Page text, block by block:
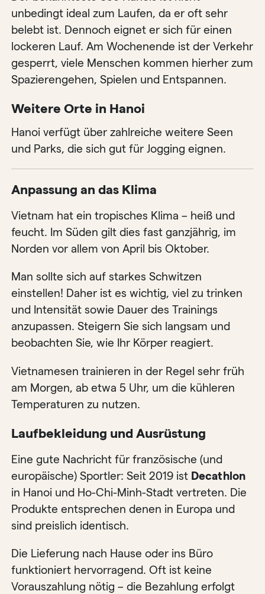
unbedingt ideal zum Laufen, da er oft sehr
belebt ist. Dennoch eignet er sich für einen
lockeren Lauf. Am Wochenende ist der Verkehr
gesperrt, viele Menschen kommen hierher zum
Spazierengehen, Spielen und Entspannen.
Weitere Orte in Hanoi
Hanoi verfügt über zahlreiche weitere Seen
und Parks, die sich gut für Jogging eignen.
Anpassung an das Klima
Vietnam hat ein tropisches Klima – heiß und
feucht. Im Süden gilt dies fast ganzjährig, im
Norden vor allem von April bis Oktober.
Man sollte sich auf starkes Schwitzen
einstellen! Daher ist es wichtig, viel zu trinken
und Intensität sowie Dauer des Trainings
anzupassen. Steigern Sie sich langsam und
beobachten Sie, wie Ihr Körper reagiert.
Vietnamesen trainieren in der Regel sehr früh
am Morgen, ab etwa 5 Uhr, um die kühleren
Temperaturen zu nutzen.
Laufbekleidung und Ausrüstung
Eine gute Nachricht für französische (und
europäische) Sportler: Seit 2019 ist Decathlon
in Hanoi und Ho-Chi-Minh-Stadt vertreten. Die
Produkte entsprechen denen in Europa und
sind preislich identisch.
Die Lieferung nach Hause oder ins Büro
funktioniert hervorragend. Oft ist keine
Vorauszahlung nötig – die Bezahlung erfolgt